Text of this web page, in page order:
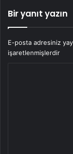
Bir yanıt yazın
E-posta adresiniz
işaretlenmişlerdir